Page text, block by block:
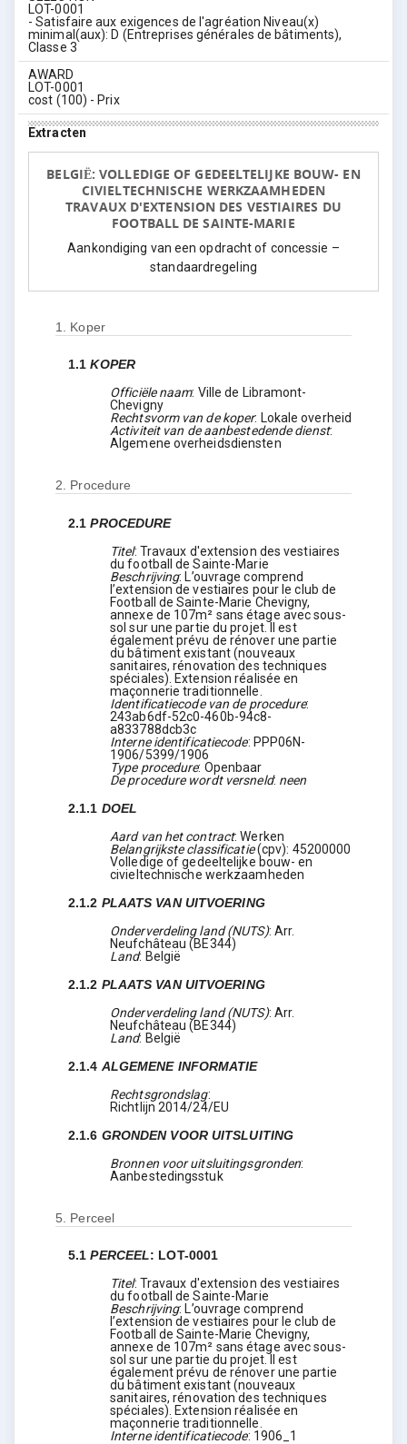
LOT-0001
- Satisfaire aux exigences de l'agréation Niveau(x)
minimal(aux): D (Entreprises générales de bâtiments),
Classe 3
AWARD
LOT-0001
cost (100) - Prix
Extracten
BELGIË: VOLLEDIGE OF GEDEELTELIJKE BOUW- EN
CIVIELTECHNISCHE WERKZAAMHEDEN
TRAVAUX D'EXTENSION DES VESTIAIRES DU
FOOTBALL DE SAINTE-MARIE
Aankondiging van een opdracht of concessie –
standaardregeling
1. Koper
1.1KOPER
Officiële naam: Ville de Libramont-
Chevigny
Rechtsvorm van de koper: Lokale overheid
Activiteit van de aanbestedende dienst:
Algemene overheidsdiensten
2. Procedure
2.1PROCEDURE
Titel: Travaux d'extension des vestiaires
du football de Sainte-Marie
Beschrijving:L’ouvrage comprend
l’extension de vestiaires pour le club de
Football de Sainte-Marie Chevigny,
annexe de 107m² sans étage avec sous-
sol sur une partie du projet. Il est
également prévu de rénover une partie
du bâtiment existant (nouveaux
sanitaires, rénovation des techniques
spéciales). Extension réalisée en
maçonnerie traditionnelle.
Identificatiecode van de procedure:
243ab6df-52c0-460b-94c8-
a833788dcb3c
Interne identificatiecode: PPP06N-
1906/5399/1906
Type procedure: Openbaar
De procedure wordt versneld: neen
2.1.1 DOEL
Aard van het contract:Werken
Belangrijkste classificatie (cpv): 45200000
Volledige of gedeeltelijke bouw- en
civieltechnische werkzaamheden
2.1.2 PLAATS VAN UITVOERING
Onderverdeling land (NUTS): Arr.
Neufchâteau (BE344)
Land: België
2.1.2 PLAATS VAN UITVOERING
Onderverdeling land (NUTS): Arr.
Neufchâteau (BE344)
Land: België
2.1.4 ALGEMENE INFORMATIE
Rechtsgrondslag:
Richtlijn 2014/24/EU
2.1.6 GRONDEN VOOR UITSLUITING
Bronnen voor uitsluitingsgronden:
Aanbestedingsstuk
5. Perceel
5.1PERCEEL: LOT-0001
Titel: Travaux d'extension des vestiaires
du football de Sainte-Marie
Beschrijving: L’ouvrage comprend
l’extension de vestiaires pour le club de
Football de Sainte-Marie Chevigny,
annexe de 107m² sans étage avec sous-
sol sur une partie du projet. Il est
également prévu de rénover une partie
du bâtiment existant (nouveaux
sanitaires, rénovation des techniques
spéciales). Extension réalisée en
maçonnerie traditionnelle.
Interne identificatiecode: 1906_1